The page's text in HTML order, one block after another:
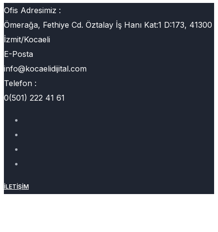
Ofis Adresimiz :
Ömerağa, Fethiye Cd. Öztalay İş Hanı Kat:1 D:173, 41300
İzmit/Kocaeli
E-Posta
info@kocaelidijital.com
Telefon :
0(501) 222 41 61
İLETIŞIM